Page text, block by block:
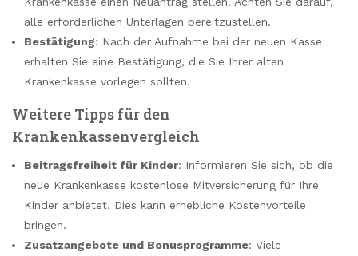
alle erforderlichen Unterlagen bereitzustellen.
Bestätigung: Nach der Aufnahme bei der neuen Kasse
erhalten Sie eine Bestätigung, die Sie Ihrer alten
Krankenkasse vorlegen sollten.
Weitere Tipps für den
Krankenkassenvergleich
Beitragsfreiheit für Kinder: Informieren Sie sich, ob die
neue Krankenkasse kostenlose Mitversicherung für Ihre
Kinder anbietet. Dies kann erhebliche Kostenvorteile
bringen.
Zusatzangebote und Bonusprogramme: Viele